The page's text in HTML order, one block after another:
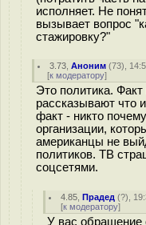
исполняет. Не
вызывает вопрос
стажировку?"
3.73 ,Аноним (73),
[к модератору]
Это политика.
рассказывают что
факт - никто
организации,
американцы не
политиков. ТВ
соцсетями.
4.85 ,Прадед (?),
[к модератору]
У вас обращение